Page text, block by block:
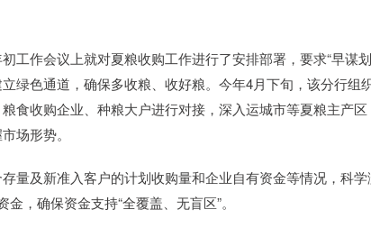
作会议上就对夏粮收购工作进行了安排部署，要求“早谋
绿色通道，确保多收粮、收好粮。今年4月下旬，该分行组
食收购企业、种粮大户进行对接，深入运城市等夏粮主产
场形势。
及新准入客户的计划收购量和企业自有资金等情况，科学
金，确保资金支持“全覆盖、无盲区”。